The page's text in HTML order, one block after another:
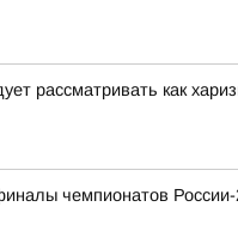
рассматривать как
чемпионатов